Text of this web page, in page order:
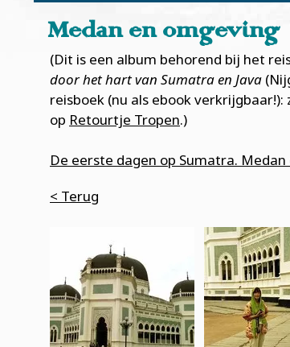
Medan en omgeving
(Dit is een album behorend bij het
door het hart van Sumatra en Java
reisboek (nu als ebook verkrijgbaar!):
op Retourtje Tropen.)
De eerste dagen op Sumatra.
< Terug